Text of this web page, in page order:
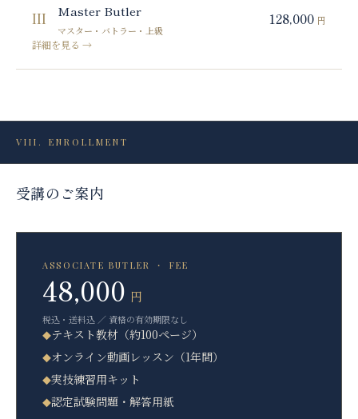
III Master Butler
マスター・バトラー ・ 上級
128,000 円
詳細を見る →
VIII . ENROLLMENT
受講のご案内
ASSOCIATE BUTLER ・ FEE
48,000 円
税込・送料込 ／ 資格の有効期限なし
◆テキスト教材（約100ページ）
◆オンライン動画レッスン（1年間）
◆実技練習用キット
◆認定試験問題・解答用紙